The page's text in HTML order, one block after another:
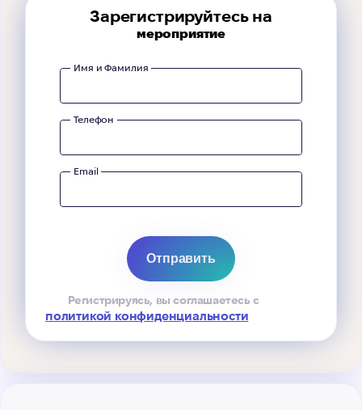
Зарегистрируйтесь на
мероприятие
Имя и Фамилия
Телефон
Email
Регистрируясь, вы соглашаетесь с
политикой конфиденциальности